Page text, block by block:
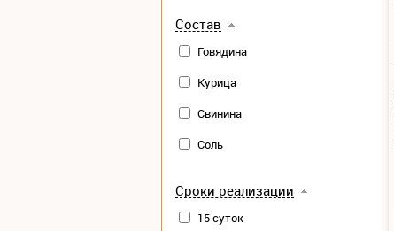
Состав
Говядина
Курица
Свинина
Соль
Сроки реализации
15 суток